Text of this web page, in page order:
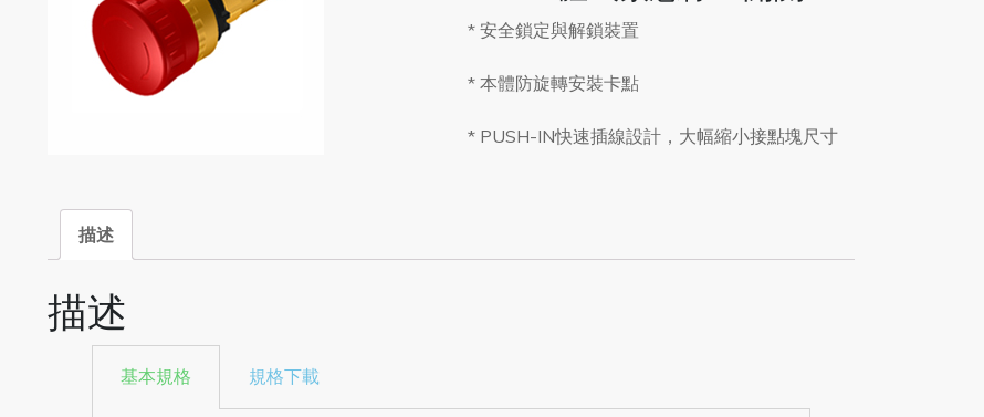
* 安全鎖定與解鎖裝置
* 本體防旋轉安裝卡點
* PUSH-IN快速插線設計，大幅縮小接點塊尺寸
描述
描述
基本規格 規格下載